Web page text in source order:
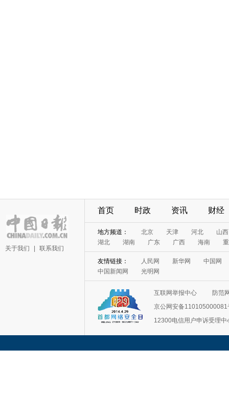
关于我们 联系我们
首页 时政 资讯 财经
地方频道： 北京 天津 河北
山西
湖北
湖南 广东 广西 海南
友情链接： 人民网 新华网
中国网
中国新闻网
光明网
互联网举报中心
防范
京公网安备110105000081
12300电信用户申诉受理中